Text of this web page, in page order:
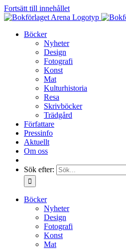
Fortsätt till innehållet
Böcker
Nyheter
Design
Fotografi
Konst
Mat
Kulturhistoria
Resa
Skrivböcker
Trädgård
Författare
Pressinfo
Aktuellt
Om oss
Sök efter:
Böcker
Nyheter
Design
Fotografi
Konst
Mat